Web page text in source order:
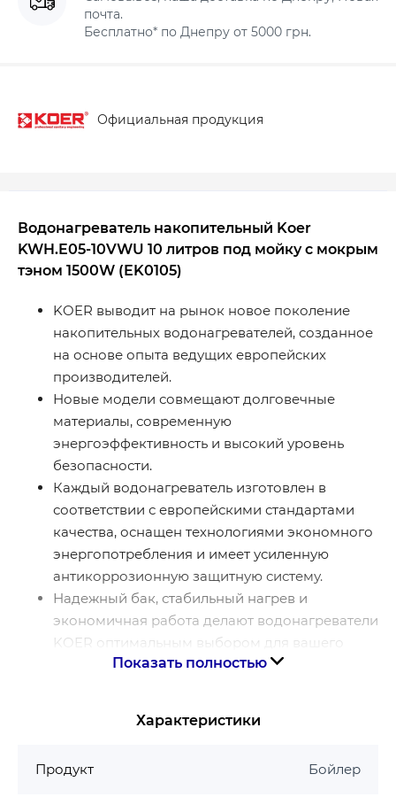
почта.
Бесплатно* по Днепру от 5000 грн.
Официальная продукция
Водонагреватель накопительный Koer
KWH.E05-10VWU 10 литров под мойку с мокрым
тэном 1500W (EK0105)
KOER выводит на рынок новое поколение
накопительных водонагревателей, созданное
на основе опыта ведущих европейских
производителей.
Новые модели совмещают долговечные
материалы, современную
энергоэффективность и высокий уровень
безопасности.
Каждый водонагреватель изготовлен в
соответствии с европейскими стандартами
качества, оснащен технологиями экономного
энергопотребления и имеет усиленную
антикоррозионную защитную систему.
Надежный бак, стабильный нагрев и
экономичная работа делают водонагреватели
KOER оптимальным выбором для вашего
дома и профессионального применения.
международном рынке с 2013 г. и за время своей
надежный поставщик инженерной сантехники. За
Показать полностью
Характеристики
Продукт Бойлер